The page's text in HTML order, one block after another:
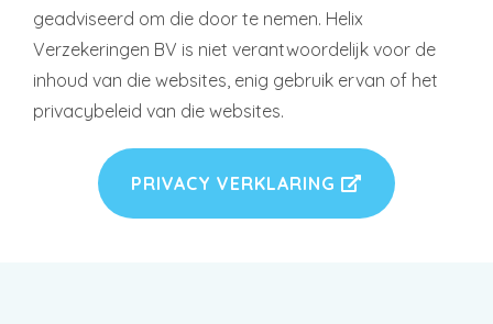
geadviseerd om die door te nemen. Helix
Verzekeringen BV is niet verantwoordelijk voor de
inhoud van die websites, enig gebruik ervan of het
privacybeleid van die websites.
PRIVACY VERKLARING